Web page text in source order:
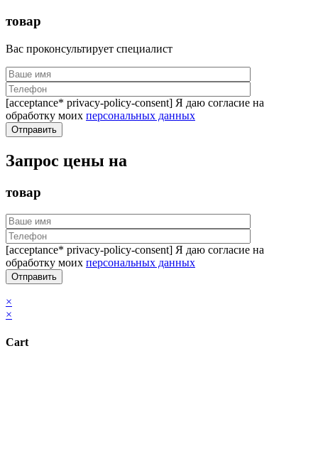
товар
Вас проконсультирует специалист
[acceptance* privacy-policy-consent] Я даю согласие на
обработку моих персональных данных
Запрос цены на
товар
[acceptance* privacy-policy-consent] Я даю согласие на
обработку моих персональных данных
×
×
Cart